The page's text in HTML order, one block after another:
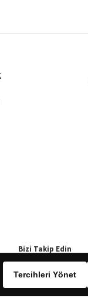
Bizi Takip Edin
Tercihleri Yönet